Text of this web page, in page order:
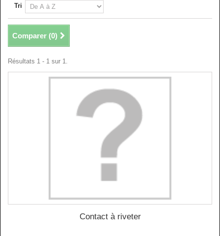
Tri
Comparer (0)
Résultats 1 - 1 sur 1.
Contact à riveter